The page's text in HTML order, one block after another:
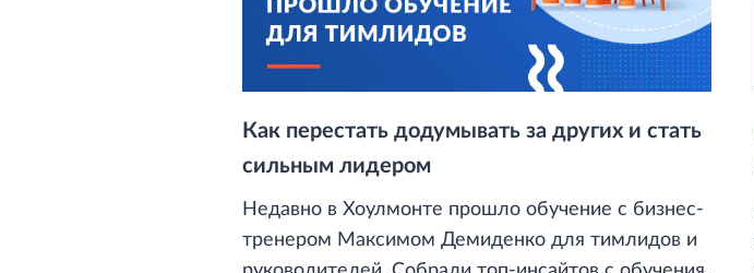
Как перестать додумывать за других и стать
сильным лидером
Недавно в Хоулмонте прошло обучение с бизнес-
тренером Максимом Демиденко для тимлидов и